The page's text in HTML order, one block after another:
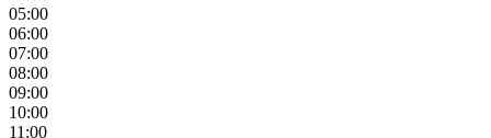
05:00
06:00
07:00
08:00
09:00
10:00
11:00